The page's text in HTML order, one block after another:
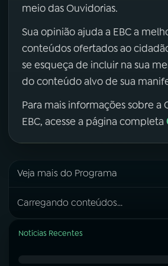
meio das Ouvidorias.
Sua opinião ajuda a EBC a
conteúdos ofertados ao
se esqueça de incluir na sua
do conteúdo alvo de sua
Para mais informações sobre a
EBC, acesse a página completa
Veja mais do Programa
Carregando conteúdos...
Notícias Recentes